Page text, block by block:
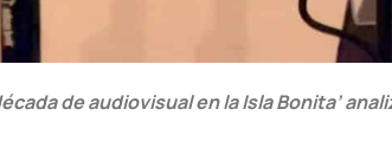
de audiovisual en la Isla Bonita’